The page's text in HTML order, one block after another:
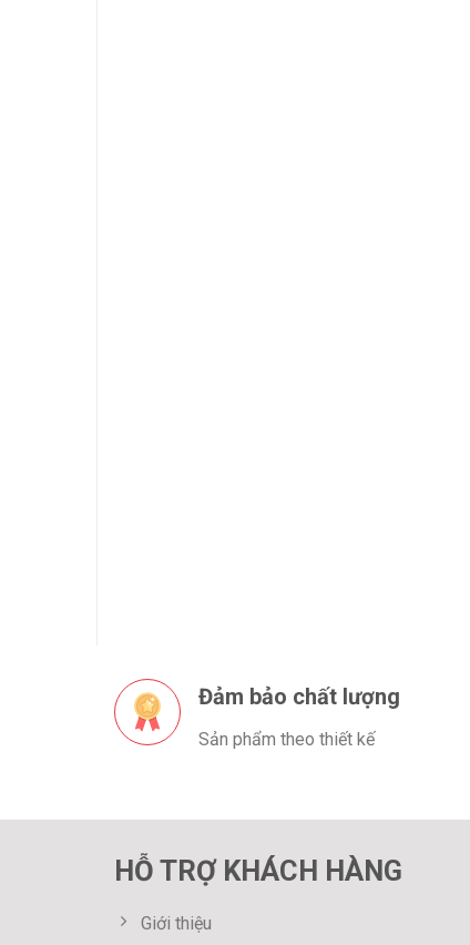
Đảm bảo chất lượng
Sản phẩm theo thiết kế
HỖ TRỢ KHÁCH HÀNG
Giới thiệu